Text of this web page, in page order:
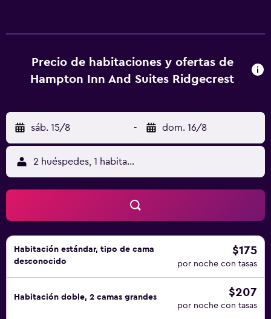
instalaciones o cerca del alojamiento (es posible que se
Precio de habitaciones y ofertas de
Hampton Inn And Suites Ridgecrest
sáb. 15/8 - dom. 16/8
2 huéspedes, 1 habitación
Habitación estándar, tipo de cama
desconocido
$175
por noche con tasas
Habitación doble, 2 camas grandes $207
por noche con tasas